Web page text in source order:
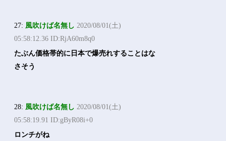
27: 風吹けば名無し 2020/08/01(土)
05:58:12.36 ID:RjA60m8q0
たぶん価格帯的に日本で爆売れすることはな
さそう
28: 風吹けば名無し 2020/08/01(土)
05:58:19.91 ID:gByR08i+0
ロンチがね